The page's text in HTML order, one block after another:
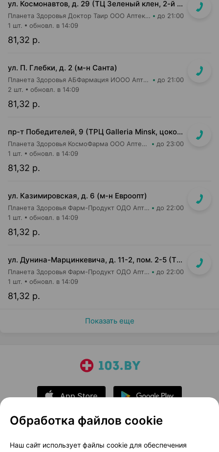
ул. Космонавтов, д. 29 (ТЦ Зеленый клен, 2-й этаж)
Планета Здоровья Доктор Таир ООО Аптека №6 до 21:00
81,32 р.
1 шт. обновл. в 14:09
ул. П. Глебки, д. 2 (м-н Санта)
Планета Здоровья АБФармация ИООО Аптека №14 до 21:00
81,32 р.
2 шт. обновл. в 14:09
пр-т Победителей, 9 (ТРЦ Galleria Minsk, цокольный (-1) этаж)
Планета Здоровья КосмоФарма ООО Аптека №24 до 23:00
81,32 р.
1 шт. обновл. в 14:09
ул. Казимировская, д. 6 (м-н Евроопт)
Планета Здоровья Фарм-Продукт ОДО Аптека №7 до 22:00
81,32 р.
1 шт. обновл. в 14:09
ул. Дунина-Марцинкевича, д. 11-2, пом. 2-5 (ТЦ Раковский кирмаш)
Планета Здоровья Фарм-Продукт ОДО Аптека №24 до 22:00
81,32 р.
1 шт. обновл. в 14:09
Показать еще
О проекте Новости проекта
Обработка файлов cookie
Наш сайт использует файлы cookie для обеспечения